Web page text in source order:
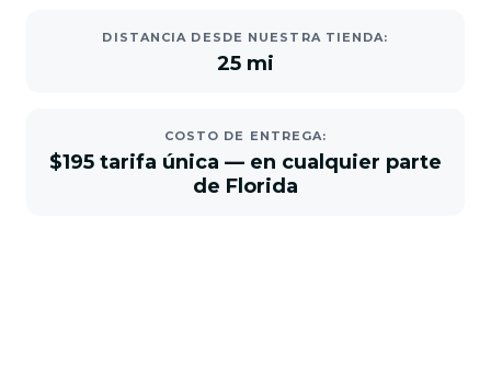
DISTANCIA DESDE NUESTRA TIENDA:
25 mi
COSTO DE ENTREGA:
$195 tarifa única — en cualquier parte
de Florida